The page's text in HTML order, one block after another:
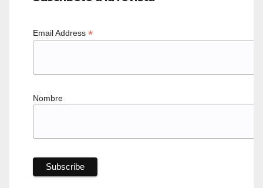
Email Address *
Nombre